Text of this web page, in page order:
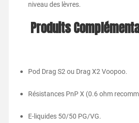
niveau des lèvres.
Produits
Pod Drag S2 ou Drag X2 Voopoo.
Résistances PnP X (0.6 ohm
E-liquides 50/50 PG/VG.